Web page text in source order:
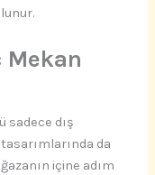
Mekan
sadece dış
da
içine adım